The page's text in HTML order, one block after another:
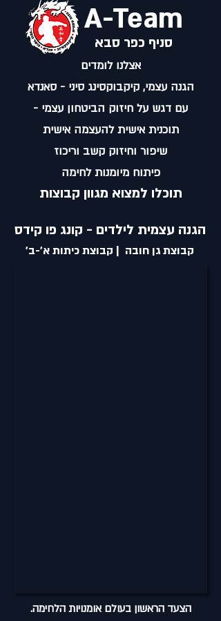
אצלנו לומדים
הגנה עצמי, קיקבוקסינג סיני - סאנדא
עם דגש על חיזוק הביטחון עצמי -
תוכנית אישית להעצמה אישית
שיפור וחיזוק קשב וריכוז
פיתוח מיומנות לחימה
תוכלו למצוא מגוון קבוצות
A-Team
סניף כפר סבא
הגנה עצמית לילדים - קונג פו קידס
​קבוצת גן חובה | קבוצת כיתות א'-ב'
הצעד הראשון בעולם אומנויות הלחימה.